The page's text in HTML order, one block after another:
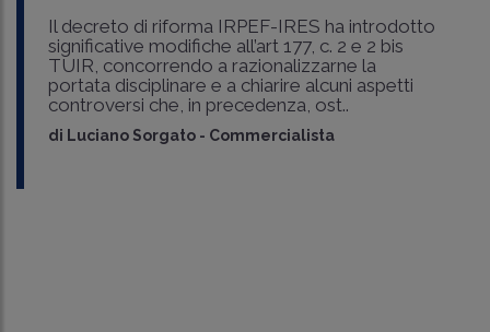
Il decreto di riforma IRPEF-IRES ha introdotto
significative modifiche all’art 177, c. 2 e 2 bis
TUIR, concorrendo a razionalizzarne la
portata disciplinare e a chiarire alcuni aspetti
controversi che, in precedenza, ost..
di Luciano Sorgato - Commercialista